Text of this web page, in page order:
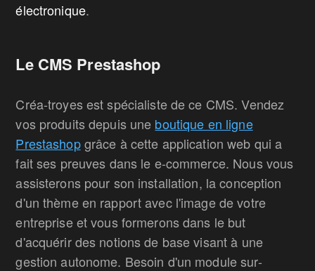
électronique.
Le CMS Prestashop
Créa-troyes est spécialiste de ce CMS. Vendez
vos produits depuis une boutique en ligne
Prestashopgrâce à cette application web qui a
fait ses preuves dans le e-commerce. Nous vous
assisterons pour son installation, la conception
d'un thème en rapport avec l'image de votre
entreprise et vous formerons dans le but
d'acquérir des notions de base visant à une
gestion autonome. Besoin d'un module sur-